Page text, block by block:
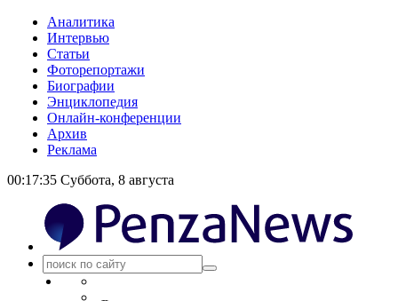
Аналитика
Интервью
Статьи
Фоторепортажи
Биографии
Энциклопедия
Онлайн-конференции
Архив
Реклама
00:17:36 Суббота, 8 августа